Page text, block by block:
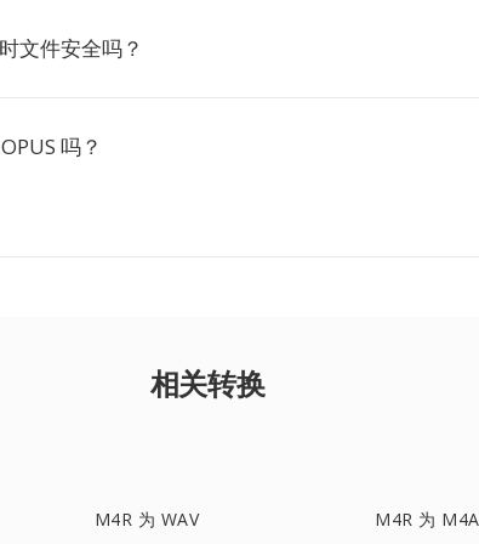
文件安全吗？
吗？
相关转换
M4R 为 WAV M4R 为 M4A